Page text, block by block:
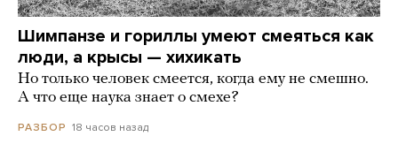
Шимпанзе и гориллы умеют смеяться как
люди, а крысы — хихикать
Но только человек смеется, когда ему не смешно.
А что еще наука знает о смехе?
РАЗБОР 18 часов назад